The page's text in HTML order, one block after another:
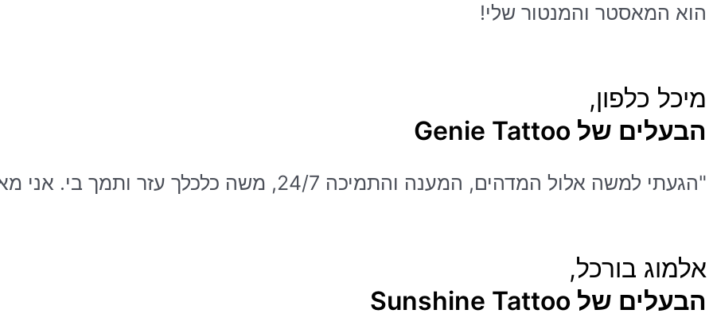
הוא המאסטר והמנטור שלי!
מיכל כלפון,
הבעלים של Genie Tattoo
"הגעתי למשה אלול המדהים, המענה והתמיכה 24/7, משה כלכלך עזר ותמך בי. אני מאוד מאוד רוצה להמליץ בחום על הקורס."
אלמוג בורכל,
הבעלים של Sunshine Tattoo